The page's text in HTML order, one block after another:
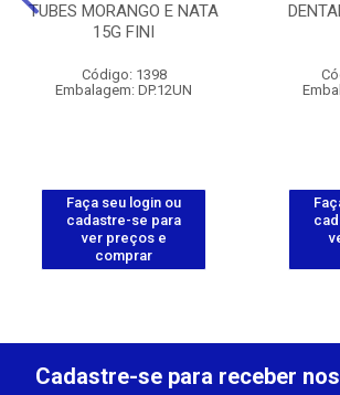
TUBES MORANGO E NATA
15G FINI
Código: 1398
Embalagem: DP.12UN
Faça seu login ou
cadastre-se para
ver preços e
comprar
Cadastre-se para receber